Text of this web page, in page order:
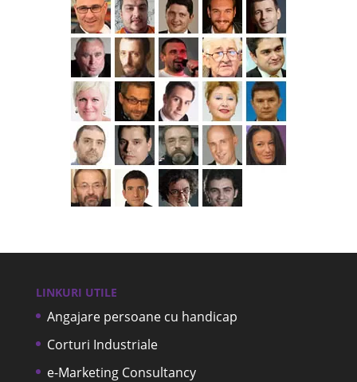
LINKURI UTILE
Angajare persoane cu handicap
Corturi Industriale
e-Marketing Consultancy